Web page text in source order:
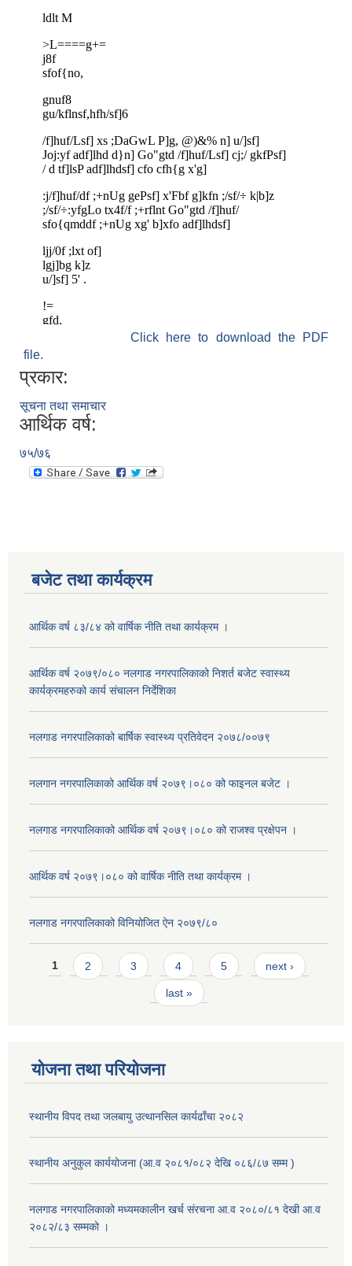
Click here to download the PDF
file.
प्रकार:
सूचना तथा समाचार
आर्थिक वर्ष:
७५/७६
बजेट तथा कार्यक्रम
आर्थिक वर्ष ८३/८४ को वार्षिक नीति तथा कार्यक्रम ।
आर्थिक वर्ष २०७९/०८० नलगाड नगरपालिकाको निशर्त बजेट स्वास्थ्य
कार्यक्रमहरुको कार्य संचालन निर्देशिका
नलगाड नगरपालिकाको बार्षिक स्वास्थ्य प्रतिवेदन २०७८/००७९
नलगान नगरपालिकाको आर्थिक वर्ष २०७९।०८० को फाइनल बजेट ।
नलगाड नगरपालिकाको आर्थिक वर्ष २०७९।०८० को राजश्व प्रक्षेपन ।
आर्थिक वर्ष २०७९।०८० को वार्षिक नीति तथा कार्यक्रम ।
नलगाड नगरपालिकाको विनियोजित ऐन २०७९/८०
Pages
1 2 3 4 5 next ›
last »
योजना तथा परियोजना
स्थानीय विपद तथा जलबायु उत्थानसिल कार्यढाँचा २०८२
स्थानीय अनुकुल कार्ययोजना (आ.व २०८१/०८२ देखि ०८६/८७ सम्म )
नलगाड नगरपालिकाको मध्यमकालीन खर्च संरचना आ.व २०८०/८१ देखी आ.व
२०८२/८३ सम्मको ।